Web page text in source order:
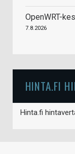
OpenWRT-
7.8.2026
HINTA.FI
Hinta.fi